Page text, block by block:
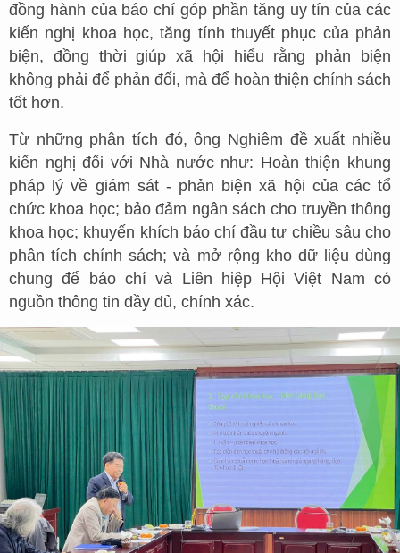
đồng hành của báo chí góp phần tăng uy tín của các
kiến nghị khoa học, tăng tính thuyết phục của phản
biện, đồng thời giúp xã hội hiểu rằng phản biện
không phải để phản đối, mà để hoàn thiện chính sách
tốt hơn.
Từ những phân tích đó, ông Nghiêm đề xuất nhiều
kiến nghị đối với Nhà nước như: Hoàn thiện khung
pháp lý về giám sát - phản biện xã hội của các tổ
chức khoa học; bảo đảm ngân sách cho truyền thông
khoa học; khuyến khích báo chí đầu tư chiều sâu cho
phân tích chính sách; và mở rộng kho dữ liệu dùng
chung để báo chí và Liên hiệp Hội Việt Nam có
nguồn thông tin đầy đủ, chính xác.